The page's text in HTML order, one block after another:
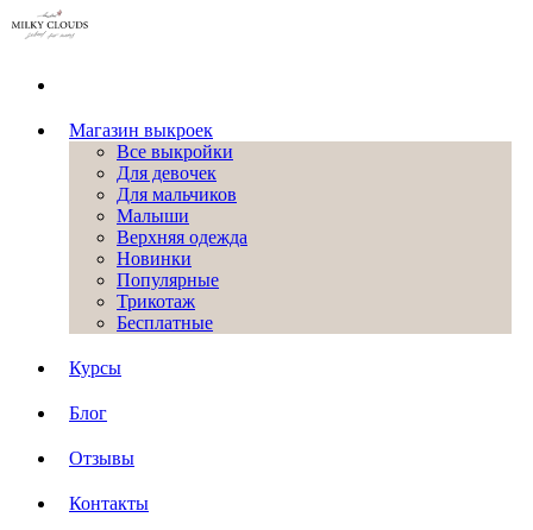
Магазин выкроек
Все выкройки
Для девочек
Для мальчиков
Малыши
Верхняя одежда
Новинки
Популярные
Трикотаж
Бесплатные
Курсы
Блог
Отзывы
Контакты